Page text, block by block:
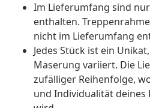
Im Lieferumfang sind
enthalten.
nicht im Lieferumfang
Jedes Stück ist ein
Maserung variiert. Die
zufälliger Reihenfolge,
und Individualität